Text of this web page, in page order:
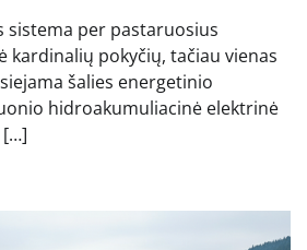
sistema per pastaruosius
kardinalių pokyčių, tačiau vienas
šalies energetinio
hidroakumuliacinė elektrinė
[…]